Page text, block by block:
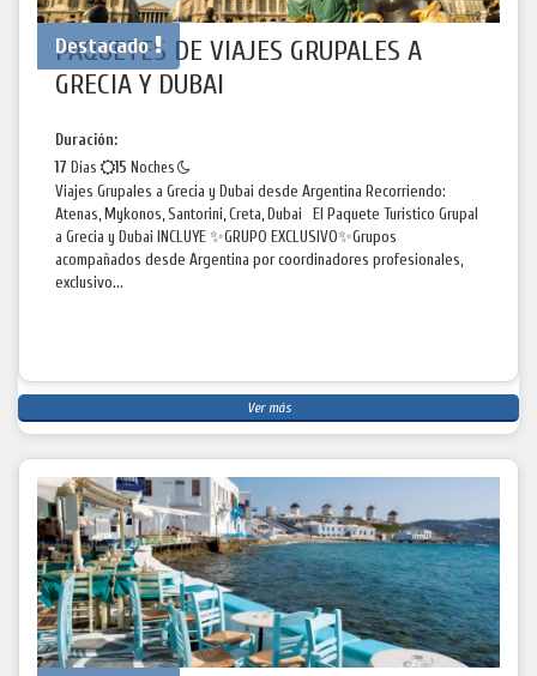
Destacado
PAQUETES DE VIAJES GRUPALES A
GRECIA Y DUBAI
Duración:
17 Días 15 Noches
Viajes Grupales a Grecia y Dubai desde Argentina Recorriendo:
Atenas, Mykonos, Santorini, Creta, Dubai El Paquete Turistico Grupal
a Grecia y Dubai INCLUYE ✨GRUPO EXCLUSIVO✨Grupos
acompañados desde Argentina por coordinadores profesionales,
exclusivo...
Ver más